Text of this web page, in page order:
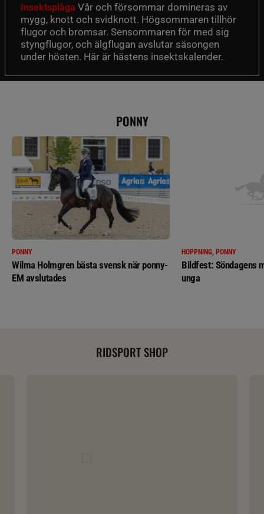
Insektsplåga Vår och försommar domineras av
mygg, knott och svidknott. Högsommaren tillhör
flugor och bromsar. Sensommaren för med sig
styngflugor, och älgflugan avslutar säsongen
under hösten. Här är hästens insektskalender.
PONNY
PONNY
Wilma Holmgren bästa svensk när ponny-
EM avslutades
HOPPNING, PONNY
Bildfest: Söndagens
unga
RIDSPORT SHOP